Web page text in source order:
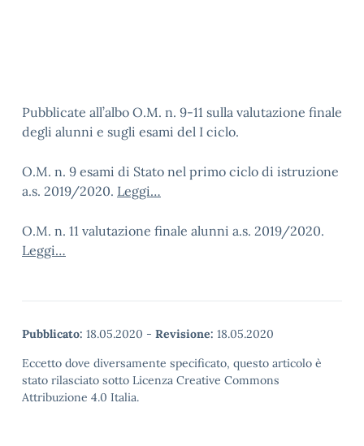
Pubblicate all’albo O.M. n. 9-11 sulla valutazione finale
degli alunni e sugli esami del I ciclo.
O.M. n. 9 esami di Stato nel primo ciclo di istruzione
a.s. 2019/2020. Leggi…
O.M. n. 11 valutazione finale alunni a.s. 2019/2020.
Leggi…
Pubblicato: 18.05.2020 - Revisione: 18.05.2020
Eccetto dove diversamente specificato, questo articolo è
stato rilasciato sotto Licenza Creative Commons
Attribuzione 4.0 Italia.